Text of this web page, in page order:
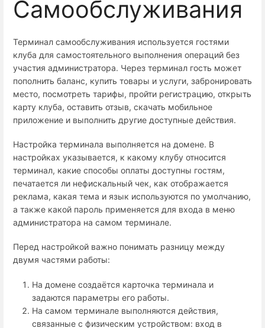
Самообслуживания
Терминал самообслуживания используется гостями
клуба для самостоятельного выполнения операций без
участия администратора. Через терминал гость может
пополнить баланс, купить товары и услуги, забронировать
место, посмотреть тарифы, пройти регистрацию, открыть
карту клуба, оставить отзыв, скачать мобильное
приложение и выполнить другие доступные действия.
Настройка терминала выполняется на домене. В
настройках указывается, к какому клубу относится
терминал, какие способы оплаты доступны гостям,
печатается ли нефискальный чек, как отображается
реклама, какая тема и язык используются по умолчанию,
а также какой пароль применяется для входа в меню
администратора на самом терминале.
Перед настройкой важно понимать разницу между
двумя частями работы:
На домене создаётся карточка терминала и
задаются параметры его работы.
На самом терминале выполняются действия,
связанные с физическим устройством: вход в